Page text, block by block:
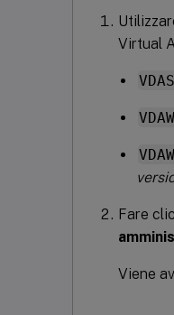
Virtual
Fare
Viene